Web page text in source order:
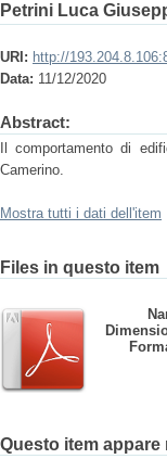
Petrini Luca
URI: http://
Data: 11/12/2020
Abstract:
Il comportamento di
Camerino.
Mostra tutti i dati dell'item
Files in questo item
Questo item